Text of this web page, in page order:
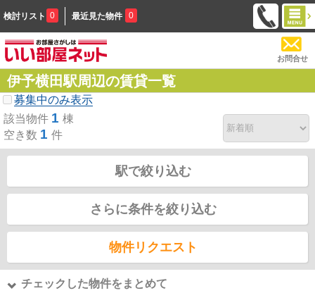
検討リスト 0 最近見た物件 0
お問合せ
伊予横田駅周辺の賃貸一覧
募集中のみ表示
該当物件 1 棟
空き数 1 件
駅で絞り込む
さらに条件を絞り込む
物件リクエスト
チェックした物件をまとめて